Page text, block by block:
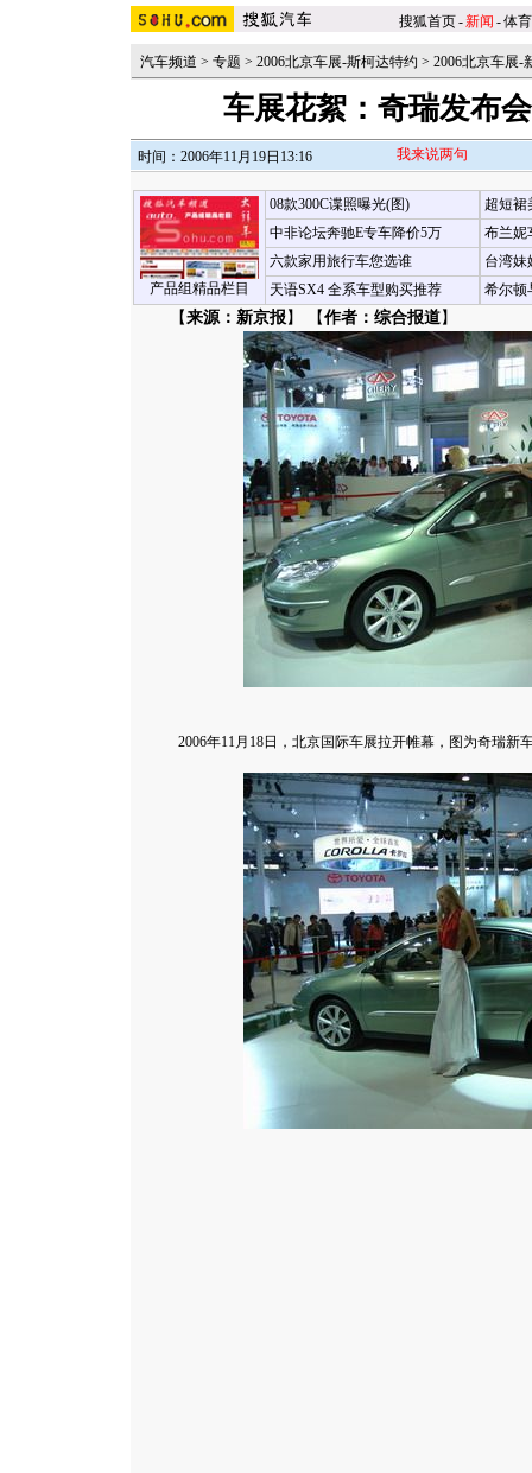
搜狐首页-新闻 -体育
汽车频道 > 专题 > 2006北京车展-斯柯达特约 > 2006北京车展-
车展花絮：奇瑞发布
时间：2006年11月19日13:16 我来说两句
产品组精品栏目
08款300C谍照曝光(图)
中非论坛奔驰E专车降价5万
六款家用旅行车您选谁
天语SX4 全系车型购买推荐
超短裙
布兰妮
台湾妹
希尔顿
【来源：新京报】 【作者：综合报道】
2006年11月18日，北京国际车展拉开帷幕，图为奇瑞新